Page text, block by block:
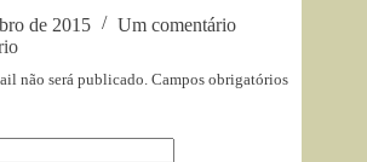
de 2015
Um comentário
não será publicado. Campos obrigatórios